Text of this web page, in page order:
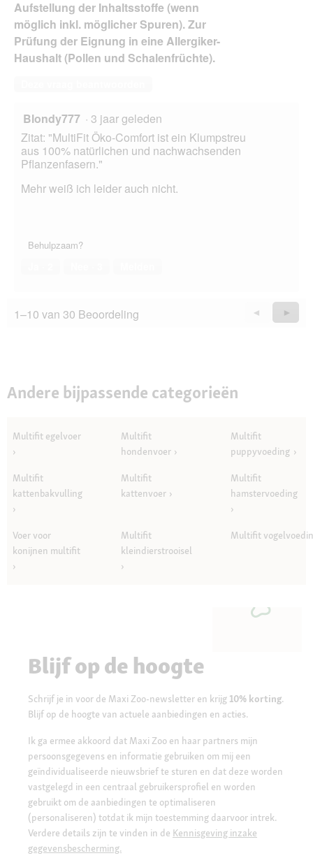
Aufstellung der Inhaltsstoffe (wenn
möglich inkl. möglicher Spuren). Zur
Prüfung der Eignung in eine Allergiker-
Haushalt (Pollen und Schalenfrüchte).
Blondy777 · 3 jaar geleden
Zitat: "MultiFit Öko-Comfort ist ein Klumpstreu
aus 100% natürlichen und nachwachsenden
Pflanzenfasern."
Mehr weiß ich leider auch nicht.
Behulpzaam?
1–10 van 30 Beoordeling
Vorige
Questions
◄ ►
Andere bijpassende categorieën
Multifit egelvoer
Multifit
hondenvoer
Multifit
puppyvoeding
Multifit
kattenbakvulling
Multifit
kattenvoer
Multifit
hamstervoeding
Voer voor
konijnen multifit
Multifit
kleindierstrooisel
Multifit
Blijf op de hoogte
Schrijf je in voor de Maxi Zoo-newsletter en krijg 10% korting.
Blijf op de hoogte van actuele aanbiedingen en acties.
Ik ga ermee akkoord dat Maxi Zoo en haar partners mijn
persoonsgegevens en informatie gebruiken om mij een
geïndividualiseerde nieuwsbrief te sturen en dat deze worden
vastgelegd in een centraal gebruikersprofiel en worden
gebruikt om de aanbiedingen te optimaliseren
(personaliseren) totdat ik mijn toestemming daarvoor intrek.
Verdere details zijn te vinden in de Kennisgeving inzake
gegevensbescherming.